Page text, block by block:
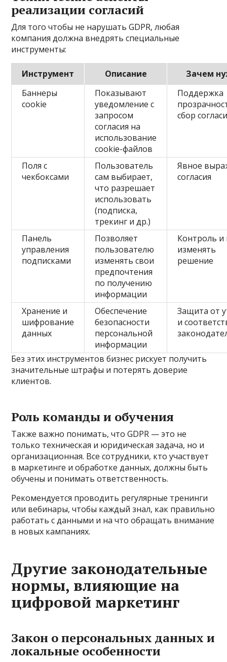
реализации согласий
Для того чтобы не нарушать GDPR, любая
компания должна внедрять специальные
инструменты:
Инструмент Описание
Зачем
Баннеры
cookie
Показывают
уведомление с
запросом
согласия на
использование
cookie-файлов
Поддержка
сбор
Поля с
чекбоксами
Пользователь
сам выбирает,
что разрешает
использовать
(подписка,
трекинг и др.)
Явное
согласия
Панель
управления
подписками
Позволяет
пользователю
изменять свои
предпочтения
по получению
информации
Контроль и
изменять
решение
Хранение и
шифрование
данных
Обеспечение
безопасности
персональной
информации
Защита от
и
Без этих инструментов бизнес рискует получить
значительные штрафы и потерять доверие
клиентов.
Роль команды и обучения
Также важно понимать, что GDPR — это не
только техническая и юридическая задача, но и
организационная. Все сотрудники, кто участвует
в маркетинге и обработке данных, должны быть
обучены и понимать ответственность.
Рекомендуется проводить регулярные тренинги
или вебинары, чтобы каждый знал, как правильно
работать с данными и на что обращать внимание
в новых кампаниях.
Другие законодательные
нормы, влияющие на
цифровой маркетинг
Закон о персональных данных и
локальные особенности